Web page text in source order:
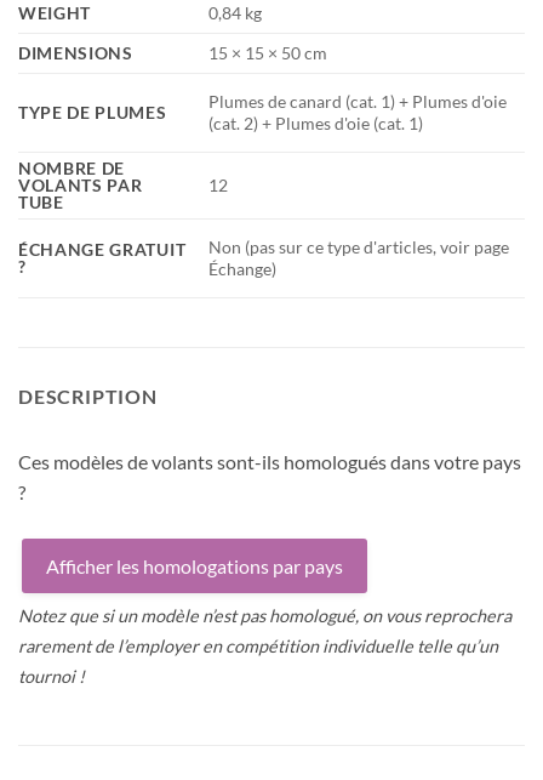
WEIGHT 0,84 kg
DIMENSIONS 15 × 15 × 50 cm
TYPE DE PLUMES
Plumes de canard (cat. 1) + Plumes d'oie
(cat. 2) + Plumes d'oie (cat. 1)
NOMBRE DE
VOLANTS PAR
TUBE
12
ÉCHANGE GRATUIT
?
Non (pas sur ce type d'articles, voir page
Échange)
DESCRIPTION
Ces modèles de volants sont-ils homologués dans votre pays
?
Afficher les homologations par pays
Notez que si un modèle n’est pas homologué, on vous reprochera
rarement de l’employer en compétition individuelle telle qu’un
tournoi !